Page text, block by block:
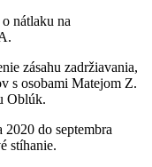
nátlaku na
zásahu zadržiavania,
s osobami Matejom Z.
Oblúk.
do septembra
stíhanie.